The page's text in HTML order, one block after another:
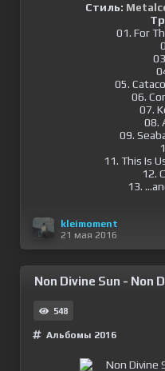
Стиль:
01. For
05.
06.
07.
08.
09.
11. This Is
12.
13.
kleimoment
21 мая 2016
Non Divine Sun - Non
548
Альбомы 2016